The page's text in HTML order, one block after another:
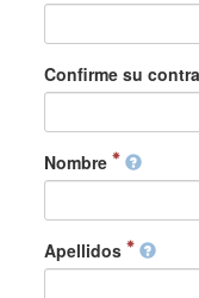
Confirme su
Nombre
Apellidos